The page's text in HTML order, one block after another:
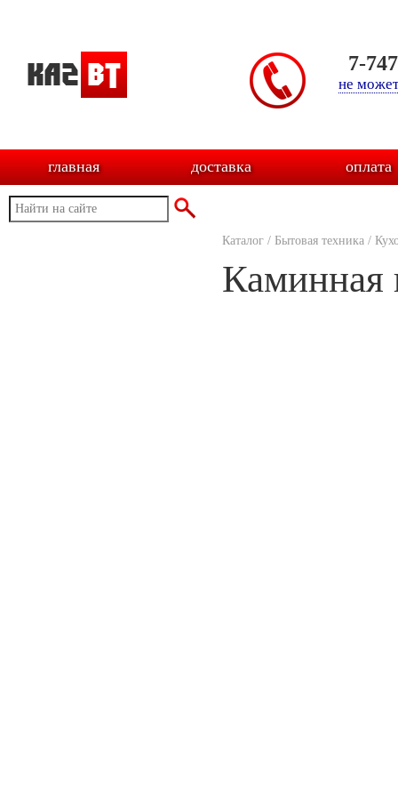
7-
не
главная доставка оплата
Каталог / Бытовая техника /
Каминная